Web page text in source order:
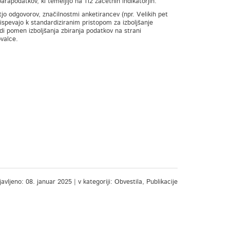
odgovorov, značilnostmi anketirancev (npr. Velikih pet
k standardiziranim pristopom za izboljšanje
pomen izboljšanja zbiranja podatkov na strani
08. januar 2025 | v kategoriji: Obvestila, Publikacije